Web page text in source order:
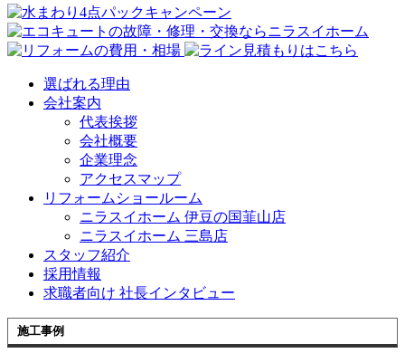
選ばれる理由
会社案内
代表挨拶
会社概要
企業理念
アクセスマップ
リフォームショールーム
ニラスイホーム 伊豆の国韮山店
ニラスイホーム 三島店
スタッフ紹介
採用情報
求職者向け 社長インタビュー
施工事例